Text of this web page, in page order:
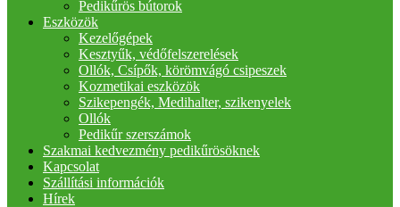
Pedikűrös bútorok
Eszközök
Kezelőgépek
Kesztyűk, védőfelszerelések
Ollók, Csípők, körömvágó csipeszek
Kozmetikai eszközök
Szikepengék, Medihalter, szikenyelek
Ollók
Pedikűr szerszámok
Szakmai kedvezmény pedikűrösöknek
Kapcsolat
Szállítási információk
Hírek